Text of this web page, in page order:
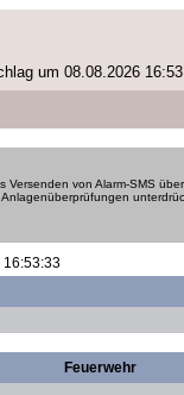
um 08.08.2026
Versenden von Alarm-SMS
Anlagenüberprüfungen
16:53:33
Feuerwehr